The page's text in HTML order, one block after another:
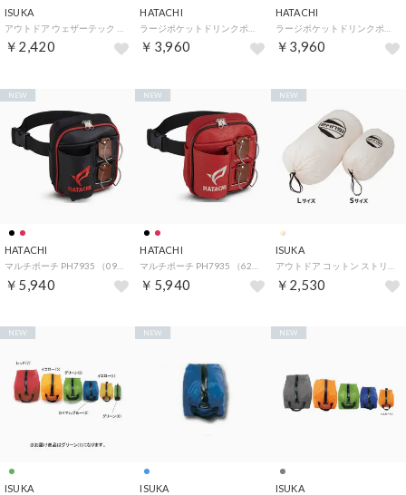
ISUKA
￥2,420
HATACHI
￥3,960
HATACHI
￥3,960
HATACHI
マルチポーチ PH7935 （09 ブラック）
￥5,940
NEW
HATACHI
マルチポーチ PH7935 （62 レッド）
￥5,940
NEW
ISUKA
アウトドア コットン ストリージバッグ L 3655 00 （00）
￥2,530
NEW
ISUKA
NEW
ISUKA
NEW
ISUKA
NEW